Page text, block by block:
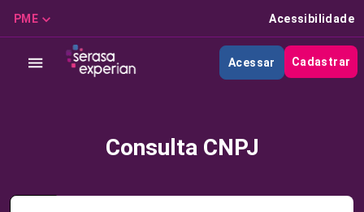
PME Acessibilidade
Acessar Cadastrar
Consulta CNPJ